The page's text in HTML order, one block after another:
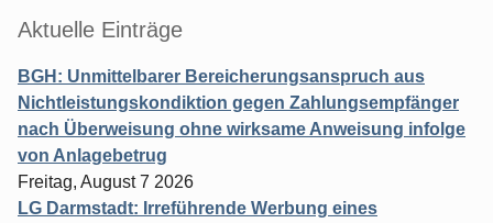
Aktuelle Einträge
BGH: Unmittelbarer Bereicherungsanspruch aus
Nichtleistungskondiktion gegen Zahlungsempfänger
nach Überweisung ohne wirksame Anweisung infolge
von Anlagebetrug
Freitag, August 7 2026
LG Darmstadt: Irreführende Werbung eines